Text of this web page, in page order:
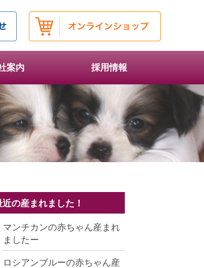
案内 採用情報
の産まれました！
マンチカンの赤ちゃん産まれ
ましたー
ロシアンブルーの赤ちゃん産